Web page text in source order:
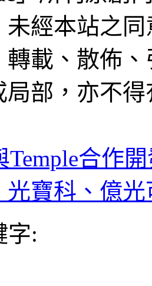
未經本站之
轉載、散佈
局部，亦不
Temple合作
光寶科、億
字: